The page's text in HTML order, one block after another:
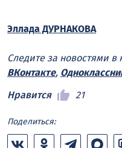
Эллада ДУРНАКОВА
Следите за новостями в
ВКонтакте,
Нравится
21
Поделиться: